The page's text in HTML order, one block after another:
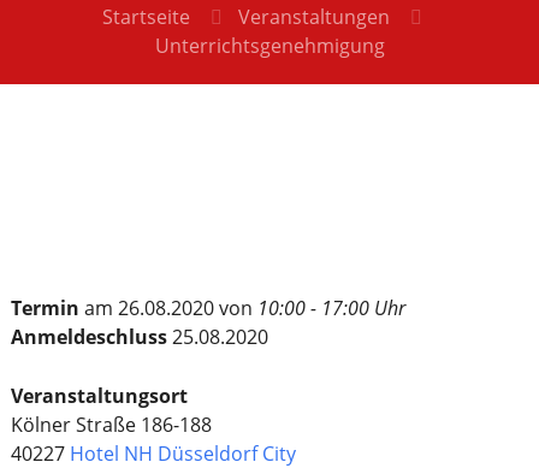
Startseite
Veranstaltungen
Unterrichtsgenehmigung
Termin am 26.08.2020 von 10:00 - 17:00 Uhr
Anmeldeschluss25.08.2020
Veranstaltungsort
Kölner Straße 186-188
40227 Hotel NH Düsseldorf City